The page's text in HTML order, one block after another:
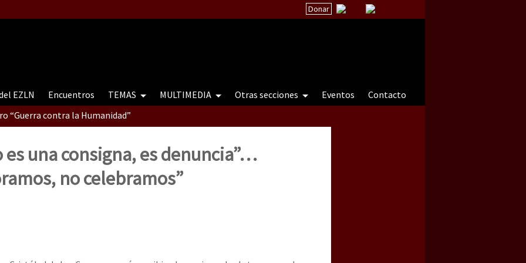
Donar
EZLN Encuentros TEMAS MULTIMEDIA Otras secciones Eventos
Contacto
“Guerra contra la Humanidad”
“Guerra contra a Humanidade”(As populações e a natureza e a natureza sob cerco)
es una consigna, es denuncia”…
no celebramos”